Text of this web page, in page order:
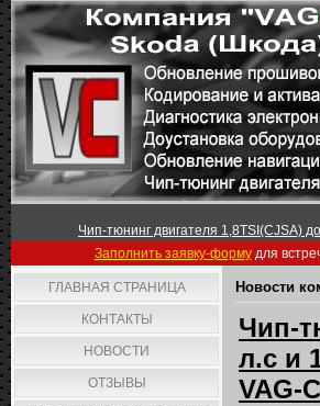
Чип-тюнинг двигателя 1,8TSI(CJSA)
Заполнить заявку-формудля
ГЛАВНАЯ СТРАНИЦА
КОНТАКТЫ
НОВОСТИ
ОТЗЫВЫ
Новости
Чип-
л.с и
VAG-